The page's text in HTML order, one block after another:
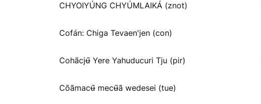
CHYOIYÚNG CHYÚMLAIKÁ (znot)
Cofán: Chiga Tevaen'jen (con)
Cohãcjʉ̃ Yere Yahuducuri Tju (pir)
Cõãmacʉ̃ mecʉ̃ã wedesei (tue)